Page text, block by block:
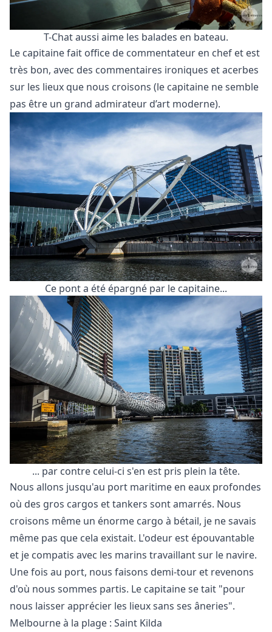
T-Chat aussi aime les balades en bateau.
Le capitaine fait office de commentateur en chef et est
très bon, avec des commentaires ironiques et acerbes
sur les lieux que nous croisons (le capitaine ne semble
pas être un grand admirateur d’art moderne).
Ce pont a été épargné par le capitaine...
... par contre celui-ci s'en est pris plein la tête.
Nous allons jusqu'au port maritime en eaux profondes
où des gros cargos et tankers sont amarrés. Nous
croisons même un énorme cargo à bétail, je ne savais
même pas que cela existait. L'odeur est épouvantable
et je compatis avec les marins travaillant sur le navire.
Une fois au port, nous faisons demi-tour et revenons
d'où nous sommes partis. Le capitaine se tait "pour
nous laisser apprécier les lieux sans ses âneries".
Melbourne à la plage : Saint Kilda